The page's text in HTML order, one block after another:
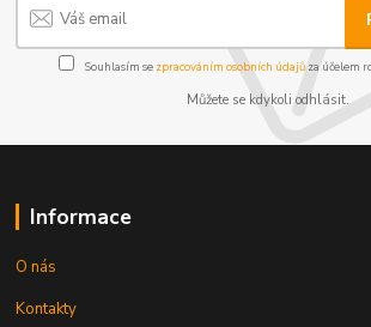
Souhlasím se zpracováním osobních údajůza účelem
Můžete se kdykoli odhlásit.
Informace
O nás
Kontakty